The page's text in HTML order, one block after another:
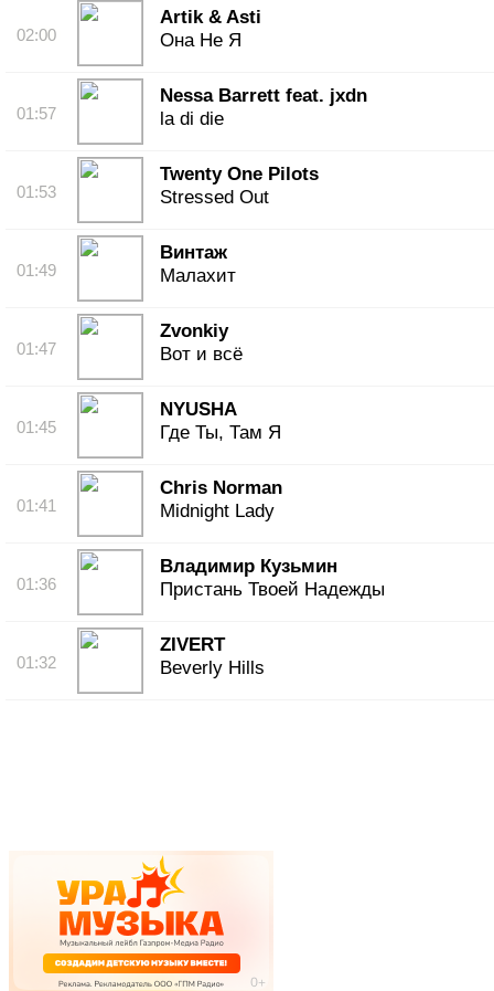
02:00
Artik & Asti
Она Не Я
01:57
Nessa Barrett feat. jxdn
la di die
01:53
Twenty One Pilots
Stressed Out
01:49
Винтаж
Малахит
01:47
Zvonkiy
Вот и всё
01:45
NYUSHA
Где Ты, Там Я
01:41
Chris Norman
Midnight Lady
01:36
Владимир Кузьмин
Пристань Твоей Надежды
01:32
ZIVERT
Beverly Hills